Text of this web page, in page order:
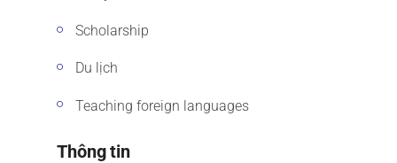
Scholarship
Du lịch
Teaching foreign languages
Thông tin